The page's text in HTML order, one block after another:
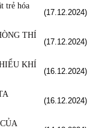
trẻ hóa
(17.12.2024)
THÍ
(17.12.2024)
KHÍ
(16.12.2024)
(16.12.2024)